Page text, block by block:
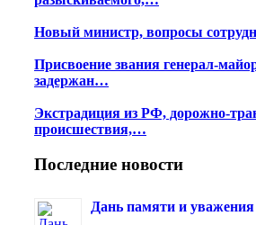
Новый министр, вопросы
Присвоение звания генерал-
задержан…
Экстрадиция из РФ, дорожно-
происшествия,…
Последние новости
Дань памяти и уважения